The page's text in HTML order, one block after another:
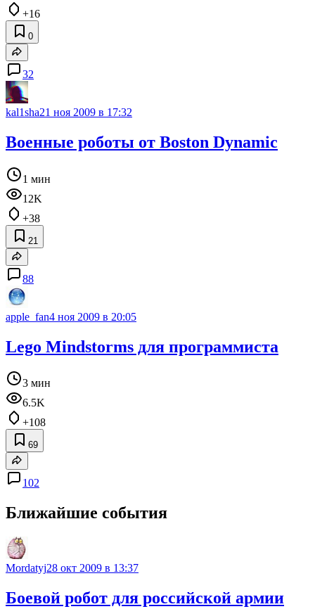
+16
0
32
kal1sha21 ноя 2009 в 17:32
Военные роботы от Boston Dynamic
1 мин
12K
+38
21
88
apple_fan4 ноя 2009 в 20:05
Lego Mindstorms для программиста
3 мин
6.5K
+108
69
102
Ближайшие события
Mordatyj28 окт 2009 в 13:37
Боевой робот для российской армии